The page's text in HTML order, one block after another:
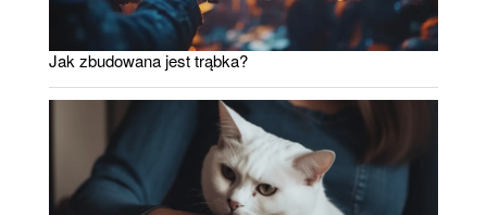
Jak zbudowana jest trąbka?